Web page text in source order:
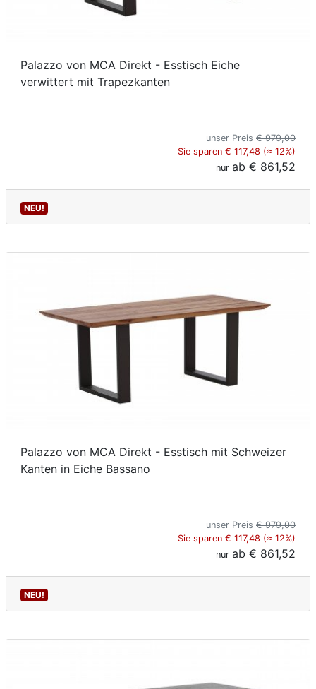
Palazzo von MCA Direkt - Esstisch Eiche
verwittert mit Trapezkanten
unser Preis € 979,00
Sie sparen € 117,48 (≈ 12%)
nur ab € 861,52
NEU!
Palazzo von MCA Direkt - Esstisch mit Schweizer
Kanten in Eiche Bassano
unser Preis € 979,00
Sie sparen € 117,48 (≈ 12%)
nur ab € 861,52
NEU!